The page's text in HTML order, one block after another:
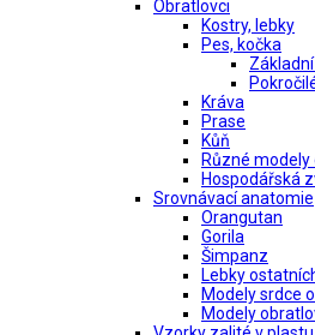
Obratlovci
Kostry, lebky
Pes, kočka
Kráva
Prase
Kůň
Různé
Hospodářská
Srovnávací anatomie
Orangutan
Gorila
Šimpanz
Lebky
Modely srdce
Modely